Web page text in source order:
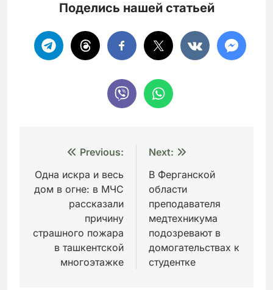
Поделись нашей статьей
Навигация
по
записям
Previous:
Одна искра и весь
дом в огне: в МЧС
рассказали
причину
страшного пожара
в ташкентской
многоэтажке
Next:
В Ферганской
области
преподавателя
медтехникума
подозревают в
домогательствах к
студентке